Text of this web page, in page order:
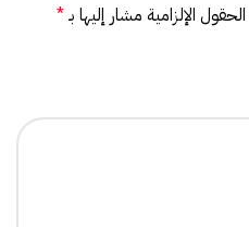
الحقول الإلزامية مشار إليها بـ*